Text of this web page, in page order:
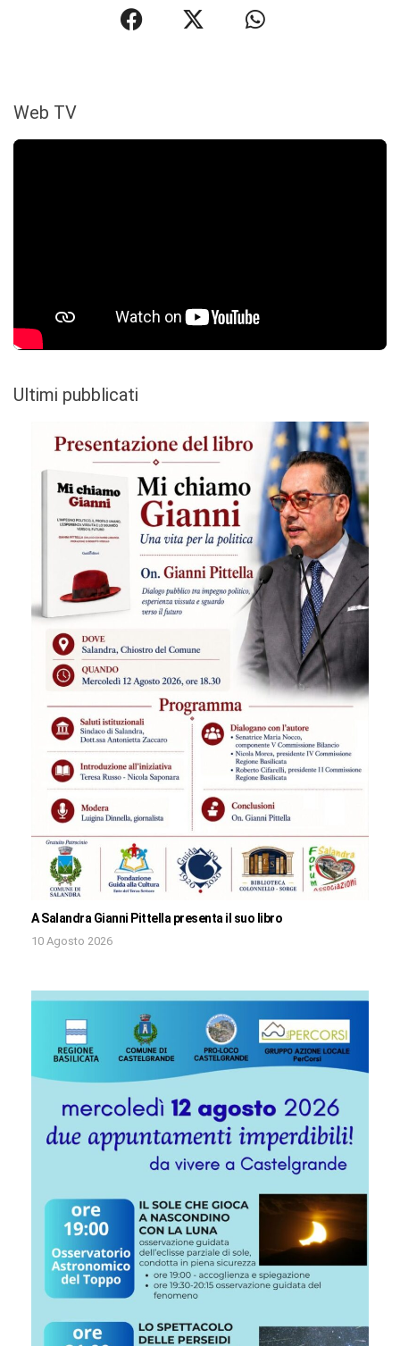
Web TV
Ultimi pubblicati
A Salandra Gianni Pittella presenta il suo libro
10 Agosto 2026